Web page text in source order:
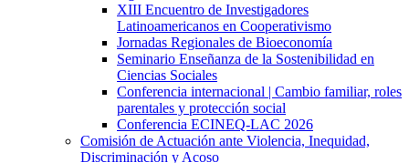
XIII Encuentro de Investigadores
Latinoamericanos en Cooperativismo
Jornadas Regionales de Bioeconomía
Seminario Enseñanza de la Sostenibilidad en
Ciencias Sociales
Conferencia internacional | Cambio familiar, roles
parentales y protección social
Conferencia ECINEQ-LAC 2026
Comisión de Actuación ante Violencia, Inequidad,
Discriminación y Acoso